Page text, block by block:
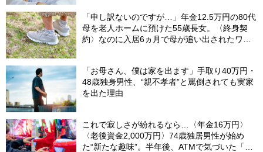
「申し訳ないのですが…」年金12.5万円の80代
母を老人ホームに預けた55歳長女。〈終身契
約〉なのに入居6ヵ月で母が追い出されたワ
「お母さん、僕は家を出ます」手取り40万円・
48歳独身男性、“親不孝者”と罵倒されても実家
を出た理由
これで寂しさが紛れるなら…〈年金16万円〉
〈老後資金2,000万円〉74歳独居男性が始め
た“新たな趣味”。半年後、ATMで気づいた「異